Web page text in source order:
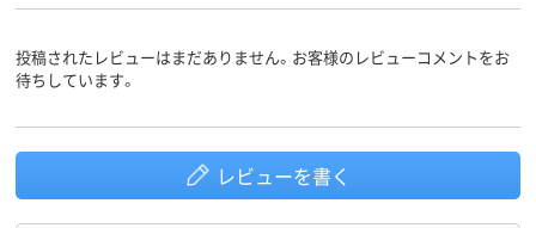
投稿されたレビューはまだありません。お客様のレビューコメントをお
待ちしています。
レビューを書く